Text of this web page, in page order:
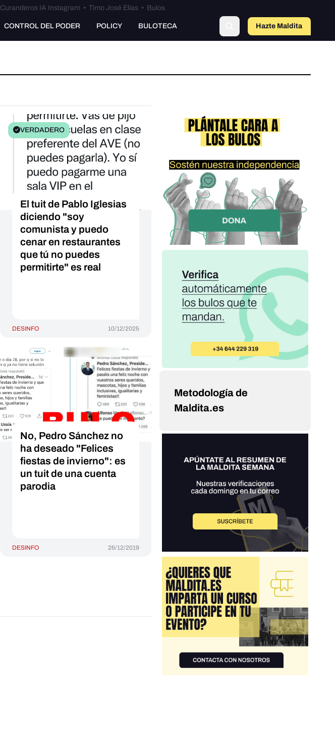
Curanderos IA Instagram • Timo José Elías• Bulos
CONTROL DEL PODER POLICY BULOTECA Hazte Maldita
VERDADERO
El tuit de Pablo Iglesias
diciendo "soy
comunista y puedo
cenar en restaurantes
que tú no puedes
permitirte" es real
DESINFO 10/12/2025
No, Pedro Sánchez no
ha deseado "Felices
fiestas de invierno": es
un tuit de una cuenta
parodia
DESINFO 26/12/2019
Metodología de
Maldita.es